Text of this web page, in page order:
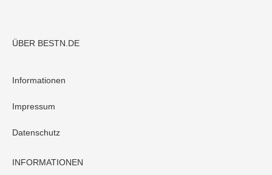
ÜBER BESTN.DE
Informationen
Impressum
Datenschutz
INFORMATIONEN